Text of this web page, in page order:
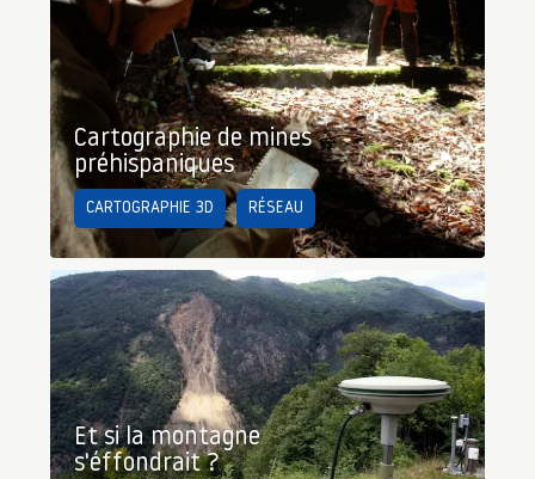
Cartographie de mines
préhispaniques
CARTOGRAPHIE 3D RÉSEAU
Et si la montagne
s'éffondrait ?